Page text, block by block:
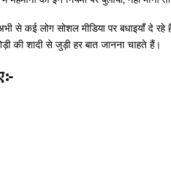
से कई लोग सोशल मीडिया पर बधाइयाँ दे
की शादी से जुड़ी हर बात जानना चाहते हैं।
:-